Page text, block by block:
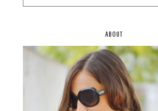
ABOUT